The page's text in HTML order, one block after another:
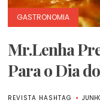
GASTRONOMIA
Mr.Lenha
Para o Dia
REVISTA HASHTAG